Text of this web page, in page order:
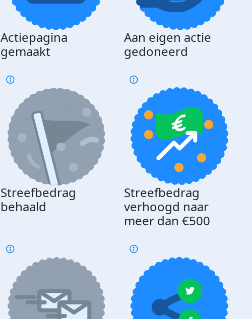
Actiepagina
gemaakt
Aan eigen actie
gedoneerd
Streefbedrag
behaald
Streefbedrag
verhoogd naar
meer dan €500